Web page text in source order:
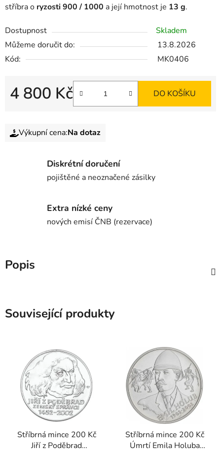
stříbra o ryzosti 900 / 1000 a její hmotnost je 13 g.
Dostupnost
Skladem
Můžeme doručit do:
13.8.2026
Kód:
MK0406
4 800 Kč DO KOŠÍKU
Výkupní cena:Na dotaz
Diskrétní doručení
pojištěné a neoznačené zásilky
Extra nízké ceny
nových emisí ČNB (rezervace)
Popis
Související produkty
Stříbrná mince 200 Kč
Jiří z Poděbrad
Stříbrná mince 200 Kč
Úmrtí Emila Holuba